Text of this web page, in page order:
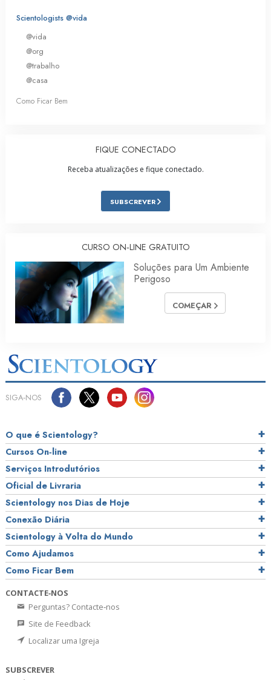
Scientologists @vida
@vida
@org
@trabalho
@casa
Como Ficar Bem
FIQUE CONECTADO
Receba atualizações e fique conectado.
SUBSCREVER
CURSO ON‑LINE GRATUITO
Soluções para Um Ambiente
Perigoso
COMEÇAR
SIGA‑NOS
O que é Scientology?
Cursos On‑line
Serviços Introdutórios
Oficial de Livraria
Scientology nos Dias de Hoje
Conexão Diária
Scientology à Volta do Mundo
Como Ajudamos
Como Ficar Bem
CONTACTE‑NOS
Perguntas? Contacte‑nos
Site de Feedback
Localizar uma Igreja
SUBSCREVER